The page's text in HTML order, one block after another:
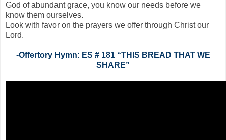
God of abundant grace, you know our needs before we
know them ourselves.
Look with favor on the prayers we offer through Christ our
Lord.
-Offertory Hymn: ES # 181 “THIS BREAD THAT WE
SHARE”